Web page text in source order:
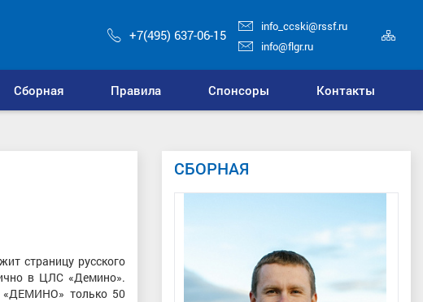
+7(495) 637-06-15
info_ccski@rssf.ru
info@flgr.ru
Сборная Правила Спонсоры Контакты
страницу русского
в ЦЛС «Демино».
«ДЕМИНО» только 50
СБОРНАЯ